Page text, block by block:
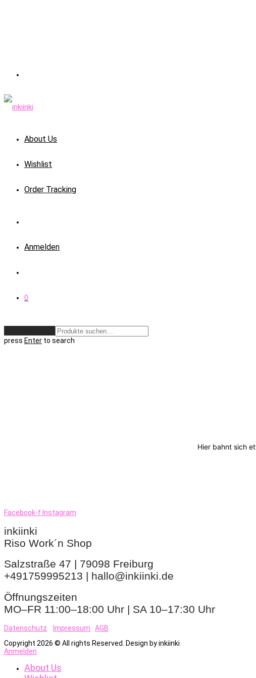
About Us
Wishlist
Order Tracking
Anmelden
0
press Enter to search
Hier bahnt sich
Facebook-fInstagram
inkiinki
Riso Work´n Shop
Salzstraße 47 | 79098 Freiburg
+491759995213 | hallo@inkiinki.de
Öffnungszeiten
MO–FR 11:00–18:00 Uhr | SA 10–17:30 Uhr
Datenschutz Impressum
AGB
Copyright 2026 © All rights Reserved. Design by inkiinki
Anmelden
About Us